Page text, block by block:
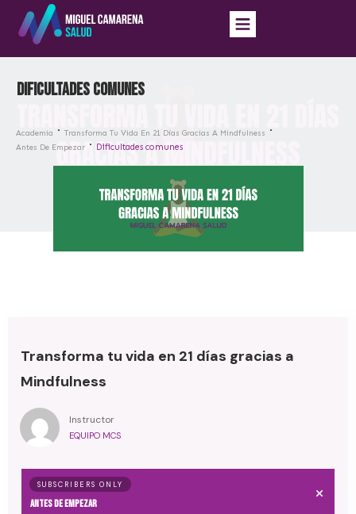
Dificultades comunes
Academia
Transforma Tu Vida En 21 Días Gracias A Mindfulness
Antes De Empezar
Dificultades comunes
Transforma tu vida en 21 días gracias a
Mindfulness
Instructor
EQUIPO MCS
SUBSCRIBERS ONLY
Antes de empezar